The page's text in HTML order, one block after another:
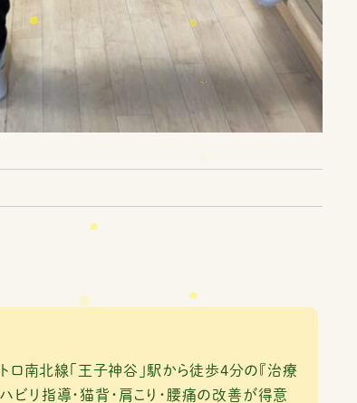
子神谷」駅から徒歩4分の『治療
ビリ指導・猫背・肩こり・腰痛の改善が得意